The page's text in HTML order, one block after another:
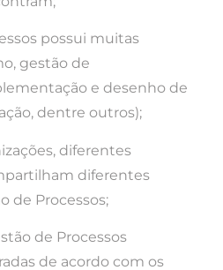
possui muitas
gestão de
e desenho de
dentre outros);
diferentes
diferentes
de Processos;
de Processos
de acordo com os